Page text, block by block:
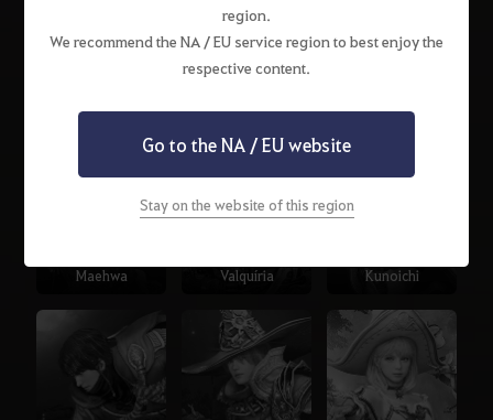
region.
We recommend the NA / EU service region to best enjoy the
respective content.
Go to the NA / EU website
Stay on the website of this region
Maehwa Valquíria Kunoichi